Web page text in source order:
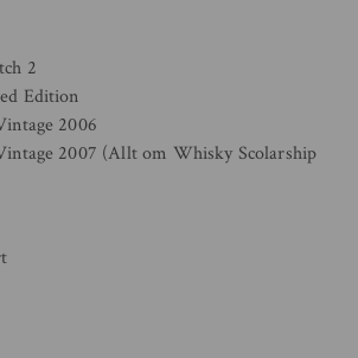
2
Edition
2006
2007 (Allt om Whisky Scolarship